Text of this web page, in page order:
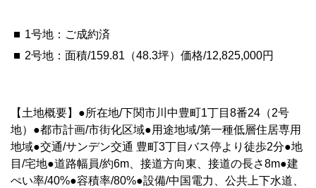
1号地：ご成約済
2号地：面積/159.81（48.3坪）価格/12,825,000円
【土地概要】●所在地/下関市川中豊町1丁目8番24（2号
地）●都市計画/市街化区域●用途地域/第一種低層住居専用
地域●交通/サンデン交通 豊町3丁目バス停より徒歩2分●地
目/宅地●道路幅員/約6m、接道方向東、接道の長さ8m●建
ぺい率/40%●容積率/80%●設備/中国電力、公共上下水道、